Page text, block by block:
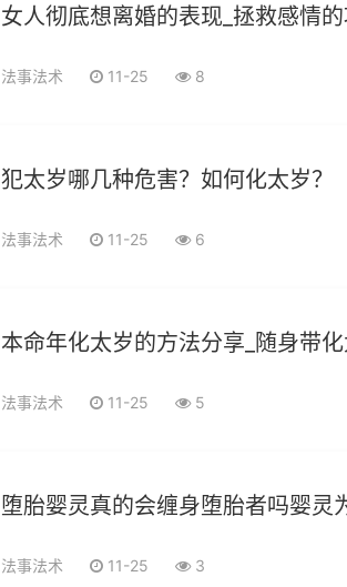
女人彻底想离婚的表现_拯救感情
法事法术 11-25 8
犯太岁哪几种危害？如何化太岁？
法事法术 11-25 6
本命年化太岁的方法分享_随身带
法事法术 11-25 5
堕胎婴灵真的会缠身堕胎者吗婴灵
法事法术 11-25 3